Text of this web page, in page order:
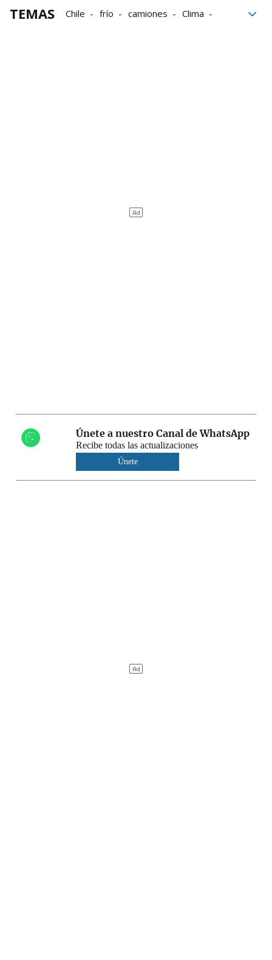
TEMAS Chile frío camiones
Clima
Únete a nuestro Canal de WhatsApp
Recibe todas las actualizaciones
Únete